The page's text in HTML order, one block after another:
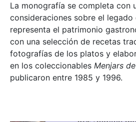
La monografía se completa con
consideraciones sobre el
representa el patrimonio
con una selección de recetas
fotografías de los platos y
en los coleccionables Menjars
publicaron entre 1985 y 1996.